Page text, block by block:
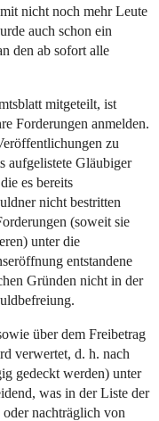
nicht noch mehr Leute
auch schon ein
den ab sofort alle
mitgeteilt, ist
Forderungen anmelden.
zu
aufgelistete Gläubiger
es bereits
nicht bestritten
(soweit sie
unter die
entstandene
Gründen nicht in der
über dem Freibetrag
verwertet, d. h. nach
gedeckt werden) unter
was in der Liste der
nachträglich von